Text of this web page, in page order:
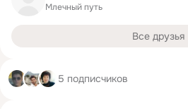
Млечный путь
Все друзья
5 подписчиков